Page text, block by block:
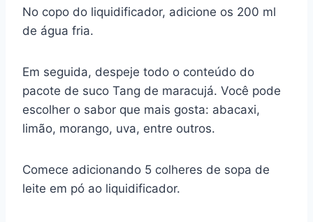
No copo do liquidificador, adicione os 200 ml
de água fria.
Em seguida, despeje todo o conteúdo do
pacote de suco Tang de maracujá. Você pode
escolher o sabor que mais gosta: abacaxi,
limão, morango, uva, entre outros.
Comece adicionando 5 colheres de sopa de
leite em pó ao liquidificador.